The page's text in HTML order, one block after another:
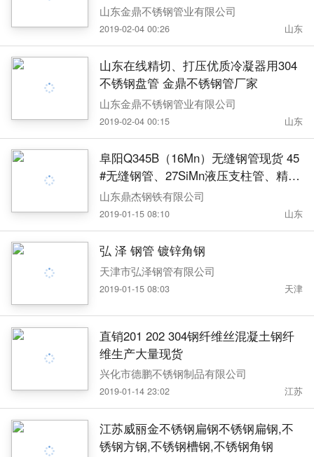
山东金鼎不锈钢管业有限公司
2019-02-04 00:26 山东
山东在线精切、打压优质冷凝器用304
不锈钢盘管 金鼎不锈钢管厂家
山东金鼎不锈钢管业有限公司
2019-02-04 00:15 山东
阜阳Q345B（16Mn）无缝钢管现货 45
#无缝钢管、27SiMn液压支柱管、精密
管 方矩管
山东鼎杰钢铁有限公司
2019-01-15 08:10 山东
弘 泽 钢管 镀锌角钢
天津市弘泽钢管有限公司
2019-01-15 08:03 天津
直销201 202 304钢纤维丝混凝土钢纤
维生产大量现货
兴化市德鹏不锈钢制品有限公司
2019-01-14 23:02 江苏
江苏威丽金不锈钢扁钢不锈钢扁钢,不
锈钢方钢,不锈钢槽钢,不锈钢角钢